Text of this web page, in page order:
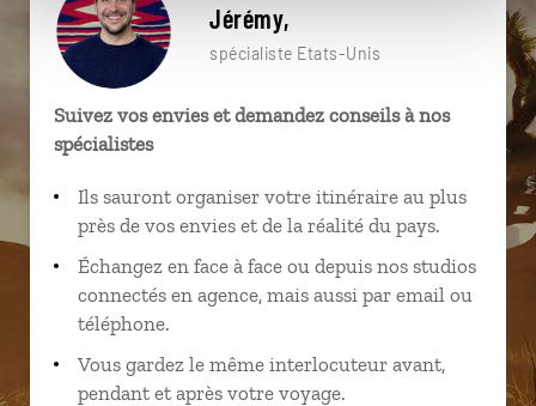
Jérémy,
spécialiste Etats-Unis
Suivez vos envies et demandez conseils à nos
spécialistes
Ils sauront organiser votre itinéraire au plus
près de vos envies et de la réalité du pays.
Échangez en face à face ou depuis nos studios
connectés en agence, mais aussi par email ou
téléphone.
Vous gardez le même interlocuteur avant,
pendant et après votre voyage.